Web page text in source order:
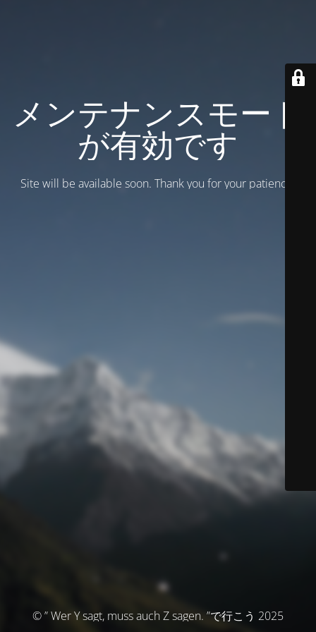
メンテナンスモード
が有効です
Site will be available soon. Thank you for your patience!
© ” Wer Y sagt, muss auch Z sagen. ”で行こう 2025